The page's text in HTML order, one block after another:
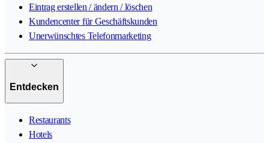
Eintrag erstellen / ändern / löschen
Kundencenter für Geschäftskunden
Unerwünschtes Telefonmarketing
Entdecken
Restaurants
Hotels